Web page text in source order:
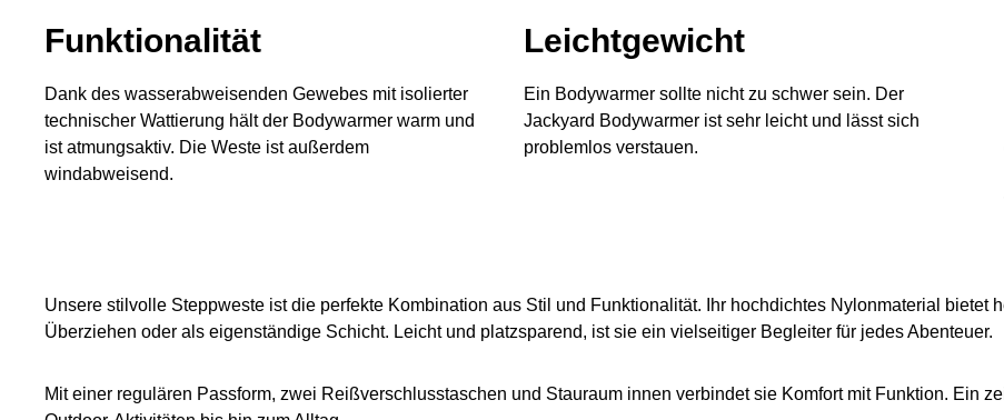
Funktionalität
Dank des wasserabweisenden Gewebes mit isolierter
technischer Wattierung hält der Bodywarmer warm und
ist atmungsaktiv. Die Weste ist außerdem
windabweisend.
Leichtgewicht
Ein Bodywarmer sollte nicht zu schwer sein. Der
Jackyard Bodywarmer ist sehr leicht und lässt sich
problemlos verstauen.
Unsere stilvolle Steppweste ist die perfekte Kombination aus Stil und Funktionalität. Ihr hochdichtes Nylonmaterial bietet
Überziehen oder als eigenständige Schicht. Leicht und platzsparend, ist sie ein vielseitiger Begleiter für jedes Abenteuer.
Mit einer regulären Passform, zwei Reißverschlusstaschen und Stauraum innen verbindet sie Komfort mit Funktion. Ein